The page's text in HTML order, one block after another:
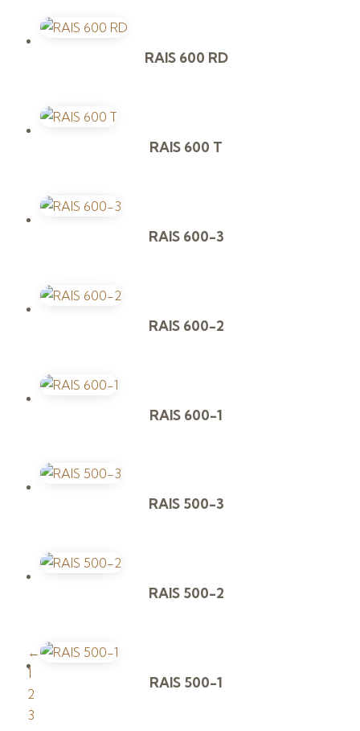
RAIS 600 RD
RAIS 600 T
RAIS 600-3
RAIS 600-2
RAIS 600-1
RAIS 500-3
RAIS 500-2
RAIS 500-1
←
1
2
3